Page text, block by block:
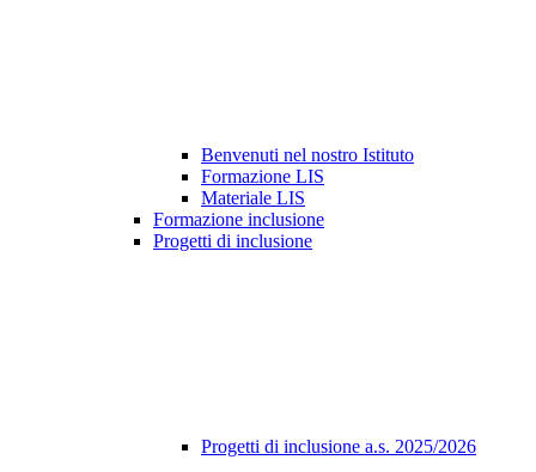
Benvenuti nel nostro Istituto
Formazione LIS
Materiale LIS
Formazione inclusione
Progetti di inclusione
Progetti di inclusione a.s. 2025/2026